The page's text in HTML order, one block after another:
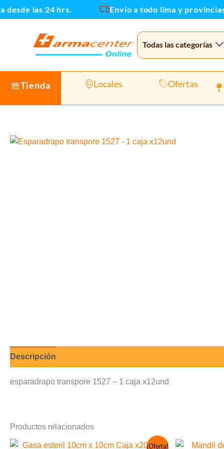
al
las 24 hrs. Envio a todo lima y provincias
Todas las categorías
Tienda Locales Ofertas
Descripción
esparadrapo transpore 1527 – 1 caja x12und
Productos relacionados
¡Oferta!
El
El